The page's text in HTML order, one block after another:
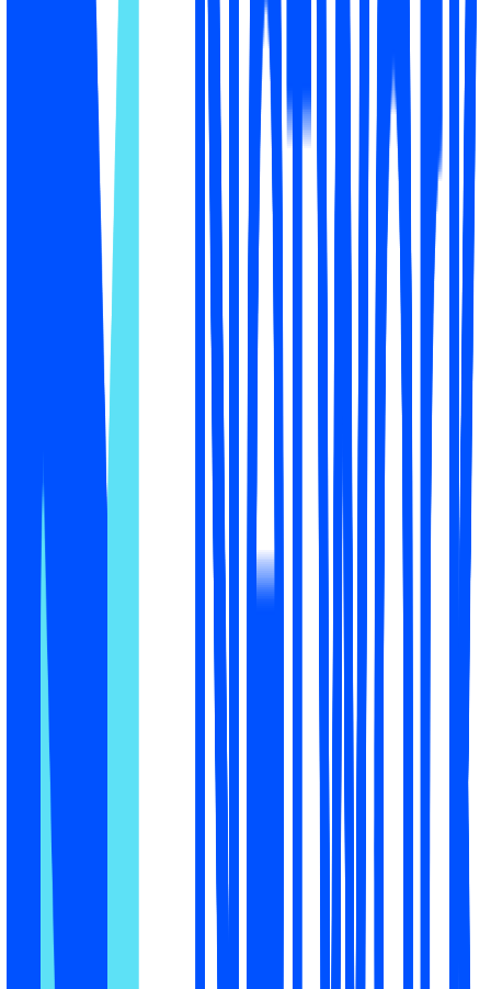
Product Page GEO Score
У вашего магазина есть реальные пробелы,
сдерживающие видимость в ИИ
Заголовок без бренда, отсутствие отзывов Trustpilot и
Google и цены выше конкурентов, вот почему ИИ всё
ещё не выбирает ваш магазин для где купить.
приоритетов к исправлению
Разбор оценки
Как ваш магазин оценён по 4 факторам
Вес и состояние каждого фактора.
Фактор Почему важно
Доля в
оценке
Оценка
Discoverability
Может ли ИИ найти,
прочитать и понять
страницу товара?
Средне
Даёт ли страница ИИ
богатый и полный
контент?
Trust & Authority
Выглядит ли ваш
признанный бизнес?
Competitiveness
Конкурентны ли ваша
цена и доставка для
18 %
Главные приоритеты
Исправления, которые дают эффект первыми
Критично
На этой странице нет FAQ, поэтому частые
покупательские вопросы не доходят до ИИ, и он по
умолчанию выбирает конкурентов, которые на них
отвечают.